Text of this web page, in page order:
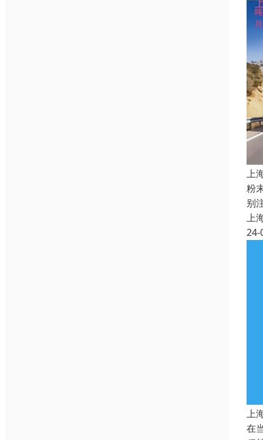
上
粉
别
上
24-
上
在